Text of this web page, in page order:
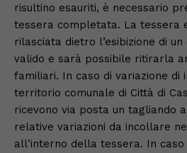
risultino esauriti, è necessario
tessera completata. La tessera
rilasciata dietro l’esibizione di
valido e sarà possibile ritirarla
familiari. In caso di variazione di
territorio comunale di Città di
ricevono via posta un tagliando
relative variazioni da incollare
all’interno della tessera. In